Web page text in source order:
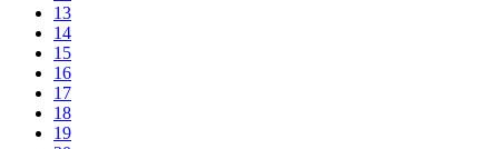
13
14
15
16
17
18
19